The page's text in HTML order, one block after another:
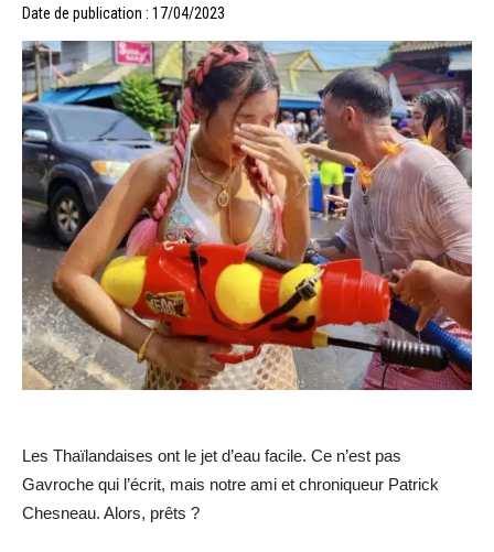
Date de publication : 17/04/2023
Les Thaïlandaises ont le jet d’eau facile. Ce n’est pas
Gavroche qui l’écrit, mais notre ami et chroniqueur Patrick
Chesneau. Alors, prêts ?